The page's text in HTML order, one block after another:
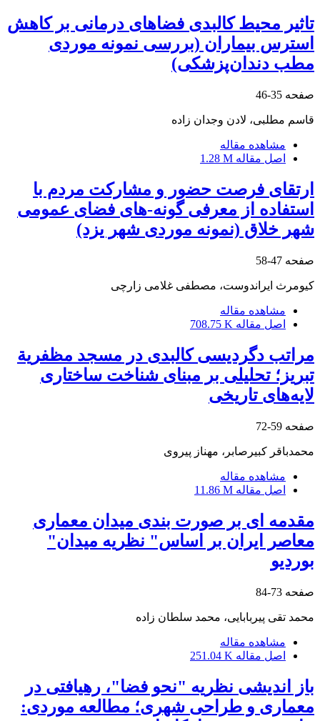
تاثیر محیط کالبدی فضاهای درمانی بر کاهش
استرس بیماران (بررسی نمونه موردی
مطب دندان‌پزشکی)
صفحه 35-46
قاسم مطلبی، لادن وجدان زاده
مشاهده مقاله
اصل مقاله 1.28 M
ارتقای فرصت حضور و مشارکت مردم با
استفاده از معرفی گونه-های فضای عمومی
شهر خلاق (نمونه موردی شهر یزد)
صفحه 47-58
کیومرث ایراندوست، مصطفی غلامی زارچی
مشاهده مقاله
اصل مقاله 708.75 K
مراتب دگردیسی کالبدی در مسجد مظفریة
تبریز؛ تحلیلی بر مبنای شناخت ساختاری
لایه‌های تاریخی
صفحه 59-72
محمدباقر کبیرصابر، مهناز پیروی
مشاهده مقاله
اصل مقاله 11.86 M
مقدمه ای بر صورت بندی میدان معماری
معاصر ایران بر اساس" نظریه میدان"
بوردیو
صفحه 73-84
محمد تقی پیربابایی، محمد سلطان زاده
مشاهده مقاله
اصل مقاله 251.04 K
باز اندیشی نظریه "نحو فضا"، رهیافتی در
معماری و طراحی شهری؛ مطالعه موردی: